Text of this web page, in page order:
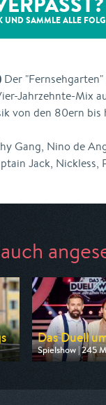
UND SAMMLE ALLE
Der
Jahrzehnte-Mix
von den 80ern bis
Gang, Nino de
Jack, Nickless,
Das Duell
Spielshow | 245
Ausgestrahlt von